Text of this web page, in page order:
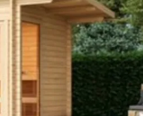
sauna de
ser ideal.
3. Tamaño y
Define
utilizarán la